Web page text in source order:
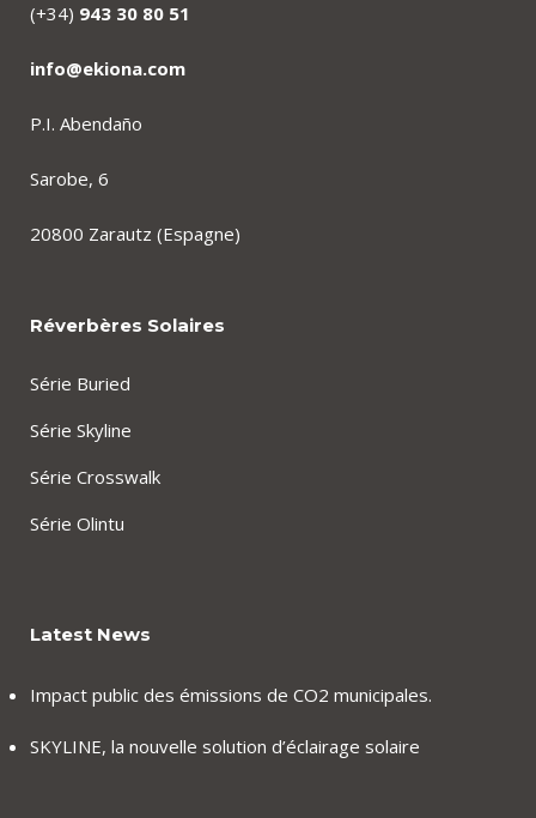
(+34) 943 30 80 51
info@ekiona.com
P.I. Abendaño
Sarobe, 6
20800 Zarautz (Espagne)
Réverbères Solaires
Série Buried
Série Skyline
Série Crosswalk
Série Olintu
Latest News
Impact public des émissions de CO2 municipales.
SKYLINE, la nouvelle solution d’éclairage solaire